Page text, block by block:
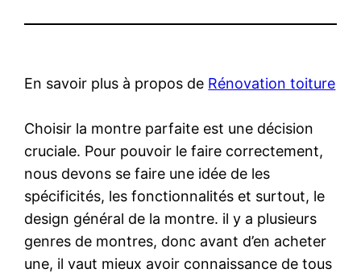
En savoir plus à propos de Rénovation toiture
Choisir la montre parfaite est une décision
cruciale. Pour pouvoir le faire correctement,
nous devons se faire une idée de les
spécificités, les fonctionnalités et surtout, le
design général de la montre. il y a plusieurs
genres de montres, donc avant d’en acheter
une, il vaut mieux avoir connaissance de tous